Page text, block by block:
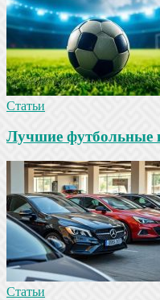
Статьи
Лучшие футбольные
Статьи